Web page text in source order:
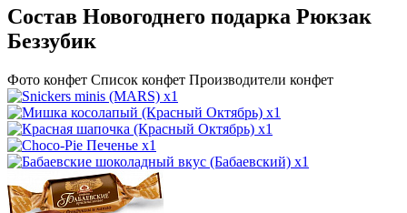
Состав Новогоднего подарка Рюкзак
Беззубик
Фото конфет Список конфет Производители конфет
x1
x1
x1
x1
x1